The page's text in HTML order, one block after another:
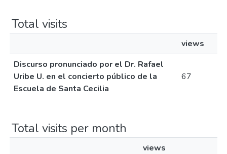
Total visits
views
Discurso pronunciado por el Dr. Rafael
Uribe U. en el concierto público de la
Escuela de Santa Cecilia
67
Total visits per month
views